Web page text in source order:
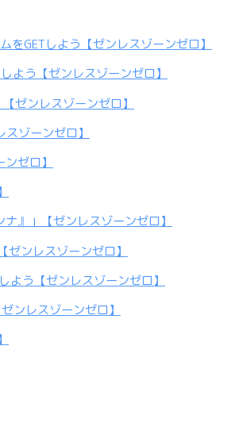
よう【ゼンレスゾーンゼロ】
ゾーンゼロ】
ンレスゾーンゼロ】
ンレスゾーンゼロ】